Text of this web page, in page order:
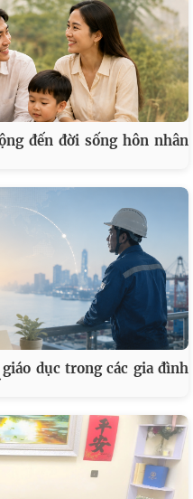
đến đời sống hôn nhân
dục trong các gia đình